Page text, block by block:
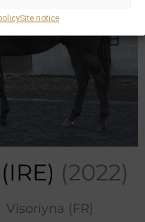
Site notice
(2022)
Visoriyna (FR)